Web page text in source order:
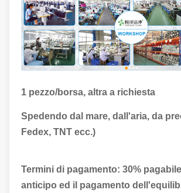
1 pezzo/borsa, altra a richiesta
Spedendo dal mare, dall'aria, da
Fedex, TNT ecc.)
Termini di pagamento: 30%
anticipo ed il pagamento